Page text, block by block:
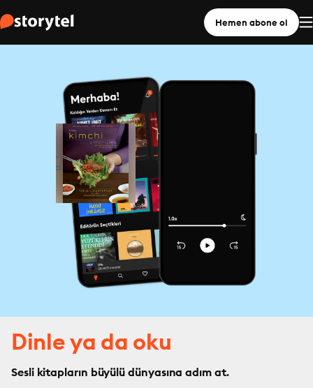
Hemen abone ol
Dinle ya da oku
Sesli kitapların büyülü dünyasına adım at.